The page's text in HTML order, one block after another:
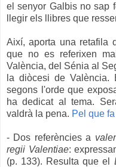
el senyor Galbis no sap
llegir els llibres que
Així, aporta una retafila
que no es referixen
València, del Sénia al
la diòcesi de València.
segons l'orde que
ha dedicat al tema.
valdrà la pena. Pel que fa
- Dos referències a
regii Valentiae:
(p. 133). Resulta que el